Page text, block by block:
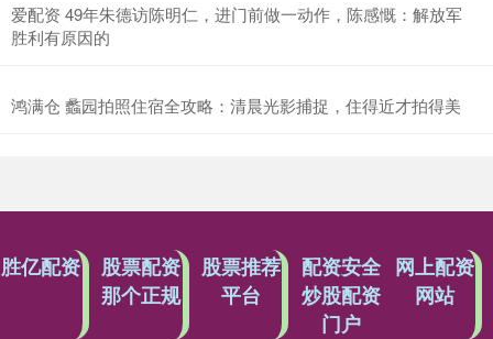
爱配资 49年朱德访陈明仁，进门前做一动作，陈感慨：解放军
胜利有原因的
鸿满仓 蠡园拍照住宿全攻略：清晨光影捕捉，住得近才拍得美
胜亿配资
股票配资
那个正规
股票推荐
平台
配资安全
炒股配资
门户
网上配资
网站